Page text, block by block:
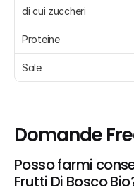
di cui zuccheri
Proteine
Sale
Domande
Posso farmi
Frutti Di Bosco